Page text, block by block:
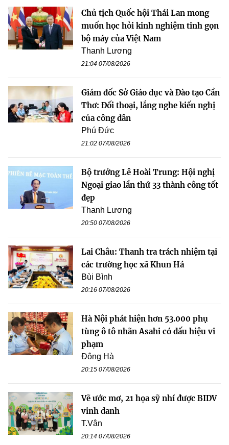
Chủ tịch Quốc hội Thái Lan mong
muốn học hỏi kinh nghiệm tinh gọn
bộ máy của Việt Nam
Thanh Lương
21:04 07/08/2026
Giám đốc Sở Giáo dục và Đào tạo Cần
Thơ: Đối thoại, lắng nghe kiến nghị
của công dân
Phú Đức
21:02 07/08/2026
Bộ trưởng Lê Hoài Trung: Hội nghị
Ngoại giao lần thứ 33 thành công tốt
đẹp
Thanh Lương
20:50 07/08/2026
Lai Châu: Thanh tra trách nhiệm tại
các trường học xã Khun Há
Bùi Bình
20:16 07/08/2026
Hà Nội phát hiện hơn 53.000 phụ
tùng ô tô nhãn Asahi có dấu hiệu vi
phạm
Đông Hà
20:15 07/08/2026
Vẽ ước mơ, 21 họa sỹ nhí được BIDV
vinh danh
T.Vân
20:14 07/08/2026